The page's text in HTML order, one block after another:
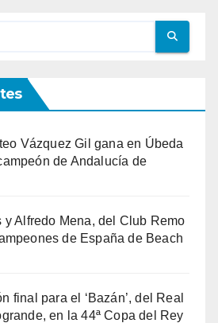
Vázquez Gil gana en Úbeda
de Andalucía de
Alfredo Mena, del Club Remo
de España de Beach
final para el ‘Bazán’, del Real
en la 44ª Copa del Rey